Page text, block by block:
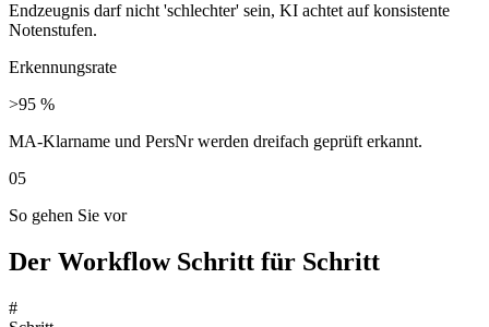
Endzeugnis darf nicht 'schlechter' sein, KI achtet auf konsistente
Notenstufen.
Erkennungsrate
>95 %
MA-Klarname und PersNr werden dreifach geprüft erkannt.
05
So gehen Sie vor
Der Workflow Schritt für Schritt
#